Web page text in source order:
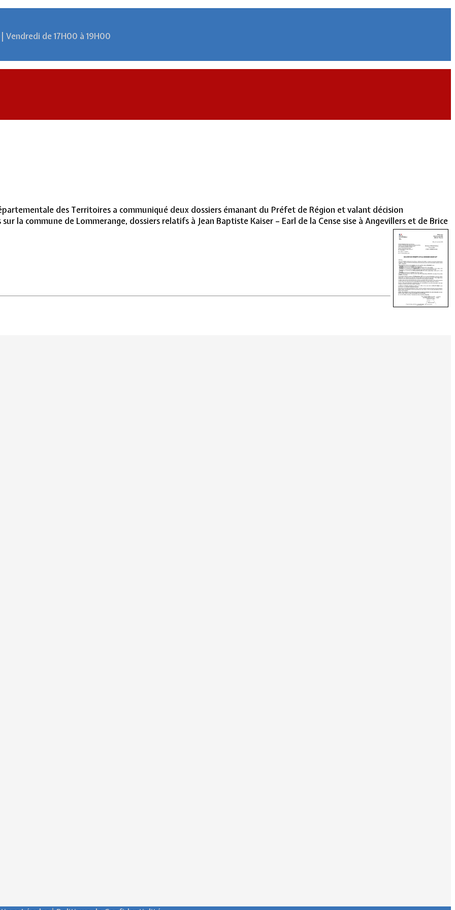
Vendredi de 17H00 à 19H00
des Territoires a communiqué deux dossiers émanant du Préfet de Région et valant décision
la commune de Lommerange, dossiers relatifs à Jean Baptiste Kaiser – Earl de la Cense sise à Angevillers et de Brice